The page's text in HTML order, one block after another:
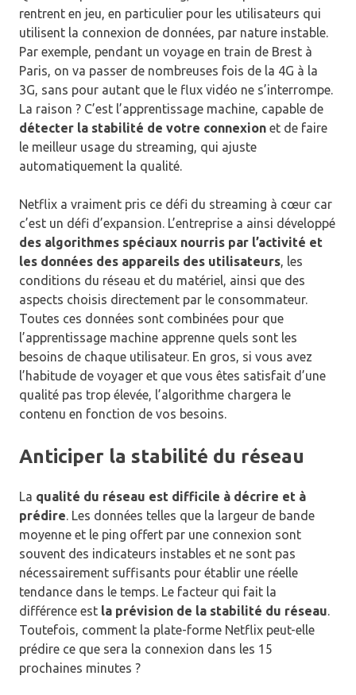
rentrent en jeu, en particulier pour les utilisateurs qui
utilisent la connexion de données, par nature instable.
Par exemple, pendant un voyage en train de Brest à
Paris, on va passer de nombreuses fois de la 4G à la
3G, sans pour autant que le flux vidéo ne s’interrompe.
La raison ? C’est l’apprentissage machine, capable de
détecter la stabilité de votre connexion et de faire
le meilleur usage du streaming, qui ajuste
automatiquement la qualité.
Netflix a vraiment pris ce défi du streaming à cœur car
c’est un défi d’expansion. L’entreprise a ainsi développé
des algorithmes spéciaux nourris par l’activité et
les données des appareils des utilisateurs, les
conditions du réseau et du matériel, ainsi que des
aspects choisis directement par le consommateur.
Toutes ces données sont combinées pour que
l’apprentissage machine apprenne quels sont les
besoins de chaque utilisateur. En gros, si vous avez
l’habitude de voyager et que vous êtes satisfait d’une
qualité pas trop élevée, l’algorithme chargera le
contenu en fonction de vos besoins.
Anticiper la stabilité du réseau
La qualité du réseau est difficile à décrire et à
prédire. Les données telles que la largeur de bande
moyenne et le ping offert par une connexion sont
souvent des indicateurs instables et ne sont pas
nécessairement suffisants pour établir une réelle
tendance dans le temps. Le facteur qui fait la
différence est la prévision de la stabilité du réseau.
Toutefois, comment la plate-forme Netflix peut-elle
prédire ce que sera la connexion dans les 15
prochaines minutes ?